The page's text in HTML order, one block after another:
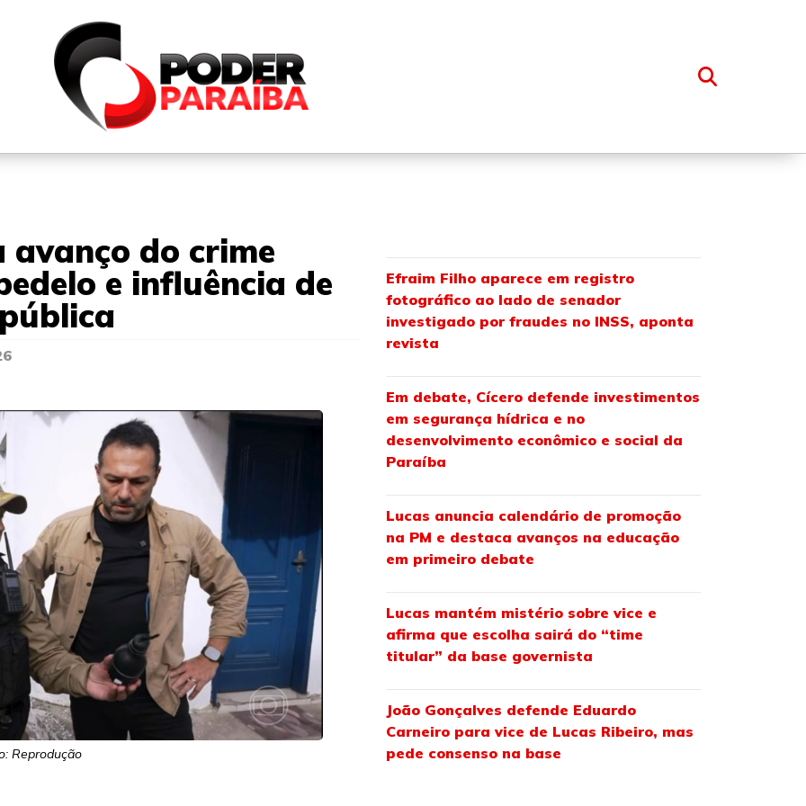
FALE CONOSCO
do crime
e influência de
Reprodução
Efraim Filho aparece em registro
fotográfico ao lado de senador
investigado por fraudes no INSS, aponta
revista
Em debate, Cícero defende investimentos
em segurança hídrica e no
desenvolvimento econômico e social da
Paraíba
Lucas anuncia calendário de promoção
na PM e destaca avanços na educação
em primeiro debate
Lucas mantém mistério sobre vice e
afirma que escolha sairá do “time
titular” da base governista
João Gonçalves defende Eduardo
Carneiro para vice de Lucas Ribeiro, mas
pede consenso na base